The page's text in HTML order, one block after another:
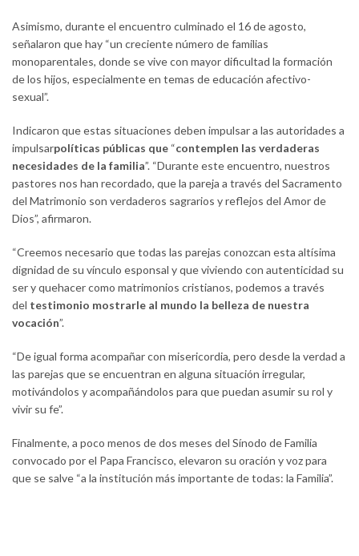
Asimismo, durante el encuentro culminado el 16 de agosto,
señalaron que hay “un creciente número de familias
monoparentales, donde se vive con mayor dificultad la formación
de los hijos, especialmente en temas de educación afectivo-
sexual”.
Indicaron que estas situaciones deben impulsar a las autoridades a
impulsarpolíticas públicas que “contemplen las verdaderas
necesidades de la familia”. “Durante este encuentro, nuestros
pastores nos han recordado, que la pareja a través del Sacramento
del Matrimonio son verdaderos sagrarios y reflejos del Amor de
Dios”, afirmaron.
“Creemos necesario que todas las parejas conozcan esta altísima
dignidad de su vínculo esponsal y que viviendo con autenticidad su
ser y quehacer como matrimonios cristianos, podemos a través
del testimonio mostrarle al mundo la belleza de nuestra
vocación”.
“De igual forma acompañar con misericordia, pero desde la verdad a
las parejas que se encuentran en alguna situación irregular,
motivándolos y acompañándolos para que puedan asumir su rol y
vivir su fe”.
Finalmente, a poco menos de dos meses del Sínodo de Familia
convocado por el Papa Francisco, elevaron su oración y voz para
que se salve “a la institución más importante de todas: la Familia”.